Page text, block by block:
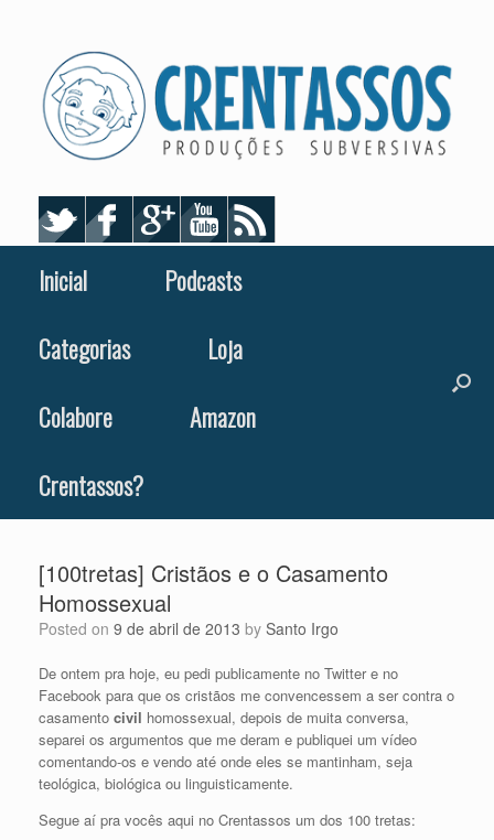
Inicial
Podcasts
Categorias
Loja
Colabore
Amazon
Crentassos?
[100tretas] Cristãos e o Casamento
Homossexual
Posted on 9 de abril de 2013 by Santo Irgo
De ontem pra hoje, eu pedi publicamente no Twitter e no
Facebook para que os cristãos me convencessem a ser contra o
casamento civil homossexual, depois de muita conversa,
separei os argumentos que me deram e publiquei um vídeo
comentando-os e vendo até onde eles se mantinham, seja
teológica, biológica ou linguisticamente.
Segue aí pra vocês aqui no Crentassos um dos 100 tretas: